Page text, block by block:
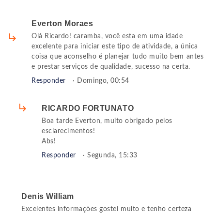
Everton Moraes
Olá Ricardo! caramba, você esta em uma idade
excelente para iniciar este tipo de atividade, a única
coisa que aconselho é planejar tudo muito bem antes
e prestar serviços de qualidade, sucesso na certa.
Responder · Domingo, 00:54
RICARDO FORTUNATO
Boa tarde Everton, muito obrigado pelos
esclarecimentos!
Abs!
Responder · Segunda, 15:33
Denis William
Excelentes informações gostei muito e tenho certeza